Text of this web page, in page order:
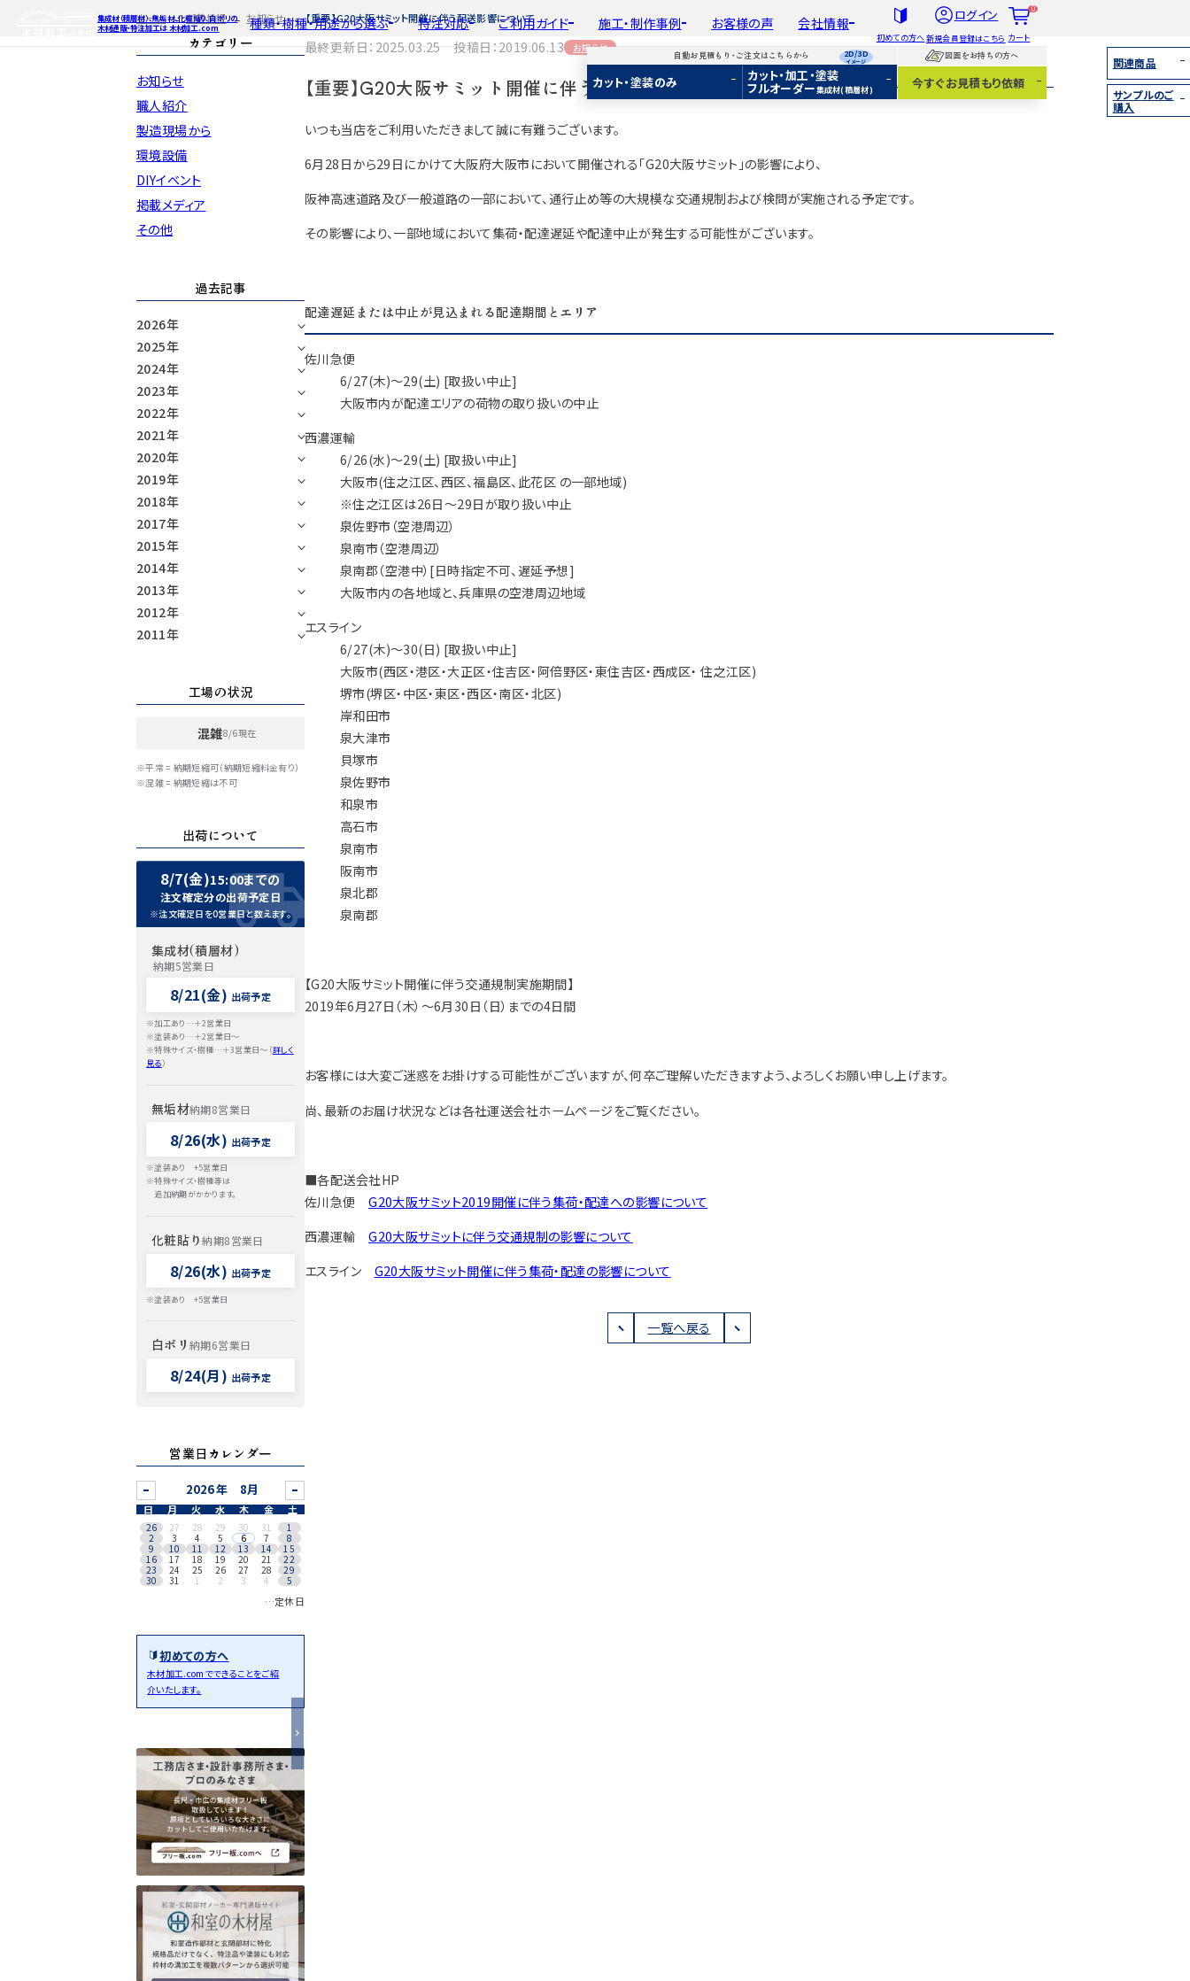
集成材（積層材）、無垢材、化粧貼り、白ポリの
木材通販・特注加工は 木材加工.com
種類・樹種・用途から選ぶ
種類・樹種・用途から選ぶ Choose by Type and Purpose
自動お見積もり・ご注文はこちらから
カット・塗装のみ
フルオーダー集成材(積層材)
2D/3D
イメージ
種類から選ぶ
用途などから選ぶ
取扱木材と選び方
化粧貼り
特注対応
Processing
自動お見積もり・ご注文はこちらから
カット・塗装のみ
フルオーダー集成材(積層材)
2D/3D
イメージ
サンプルのご購入
平面加工
表面仕上
塗装
木材加工講座
製作工程とこだわり
ご利用ガイド
ご利用ガイドGuide
自動お見積もり・ご注文はこちらから
カット・塗装のみ
フルオーダー集成材(積層材)
2D/3D
イメージ
初めての方へ
お見積もり・
変更・キャンセル・返品・交換について
納期・配送について
送料について
施工・制作事例
施工・制作事例 Production Example
自動お見積もり・ご注文はこちらから
カット・塗装のみ
フルオーダー集成材(積層材)
2D/3D
イメージ
工場製作事例
テーブル・机
オーディオ関連
造作材・枠材
子ども・孫のためのDIY
お客様の声 会社情報
会社概要
初めての方へ
ログイン
新規会員登録はこちら カート
0
自動お見積もり・ご注文はこちらから
カット・塗装のみ カット・加工・塗装
フルオーダー集成材(積層材)
2D/3D
イメージ
図面をお持ちの方へ
今すぐお見積もり依頼
ホーム 新着情報 お知らせ 【重要】G20大阪サミット開催に伴う配送影響について
関連商品
サンプルのご
購入
最終更新日：2025.03.25 投稿日：2019.06.13 お知らせ
【重要】G20大阪サミット開催に伴う配送影響について
いつも当店をご利用いただきまして誠に有難うございます。
6月28日から29日にかけて大阪府大阪市において開催される「G20大阪サミット」の影響により、
阪神高速道路及び一般道路の一部において、通行止め等の大規模な交通規制および検問が実施される予定です。
その影響により、一部地域において集荷・配達遅延や配達中止が発生する可能性がございます。
配達遅延または中止が見込まれる配達期間とエリア
佐川急便
6/27(木)～29(土) [取扱い中止]
大阪市内が配達エリアの荷物の取り扱いの中止
西濃運輸
6/26(水)～29(土) [取扱い中止]
大阪市(住之江区、西区、福島区、此花区 の一部地域)
※住之江区は26日～29日が取り扱い中止
泉佐野市（空港周辺）
泉南市（空港周辺）
泉南郡（空港中）[日時指定不可、遅延予想]
大阪市内の各地域と、兵庫県の空港周辺地域
エスライン
6/27(木)～30(日) [取扱い中止]
大阪市(西区・港区・大正区・住吉区・阿倍野区・東住吉区・西成区・ 住之江区)
堺市(堺区・中区・東区・西区・南区・北区)
岸和田市
泉大津市
貝塚市
泉佐野市
和泉市
高石市
泉南市
阪南市
泉北郡
泉南郡
【G20大阪サミット開催に伴う交通規制実施期間】
2019年6月27日（木）～6月30日（日）までの4日間
お客様には大変ご迷惑をお掛けする可能性がございますが、何卒ご理解いただきますよう、よろしくお願い申し上げます。
尚、最新のお届け状況などは各社運送会社ホームページをご覧ください。
■各配送会社HP
佐川急便G20大阪サミット2019開催に伴う集荷・配達への影響について
西濃運輸G20大阪サミットに伴う交通規制の影響について
エスライン G20大阪サミット開催に伴う集荷・配達の影響について
一覧へ戻る
カテゴリー
お知らせ
職人紹介
製造現場から
環境設備
DIYイベント
掲載メディア
その他
過去記事
2026年
2025年
2024年
2023年
2022年
2021年
2020年
2019年
2018年
2017年
2015年
2014年
2013年
2012年
2011年
工場の状況
混雑8/6現在
※平常 = 納期短縮可（納期短縮料金有り）
※混雑 = 納期短縮は不可
出荷について
8/7(金)15:00までの
注文確定分の出荷予定日
※注文確定日を0営業日と数えます。
集成材(積層材)
納期5営業日
8/21(金) 出荷予定
※加工あり…＋2営業日
※塗装あり…＋2営業日～
※特殊サイズ・樹種…＋3営業日～（詳しく
見る）
無垢材納期8営業日
8/26(水) 出荷予定
※塗装あり +5営業日
※特殊サイズ・樹種等は
追加納期がかかります。
化粧貼り納期8営業日
8/26(水) 出荷予定
※塗装あり +5営業日
白ポリ納期6営業日
8/24(月) 出荷予定
営業日カレンダー
8月
日 月 火 水 木 金 土
26 27 28 29 30 31
1
2
3 4 5 6 7
8
9
10 11 12 13 14
15
16
17 18 19 20 21
22
23
24 25 26 27 28
29
30
31 1 2 3 4 5
…定休日
初めての方へ
木材加工.comでできることをご紹
介いたします。